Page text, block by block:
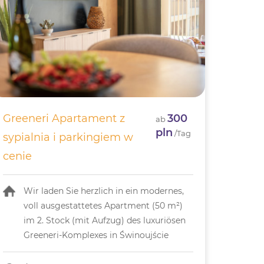
Greeneri Apartament z
sypialnia i parkingiem w
cenie
ab300
pln /Tag
Wir laden Sie herzlich in ein modernes,
voll ausgestattetes Apartment (50 m²)
im 2. Stock (mit Aufzug) des luxuriösen
Greeneri-Komplexes in Świnoujście